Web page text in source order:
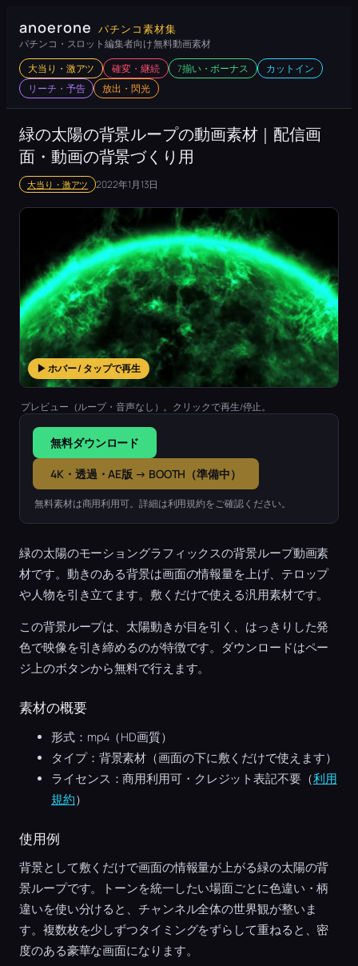
容
ス
キ
プ
anoerone パチンコ素材集
パチンコ・スロット編集者向け 無料動画素材
大当り・激アツ 確変・継続 7揃い・ボーナス
カットイン
リーチ・予告
放出・閃光
緑の太陽の背景ループの動画素材｜配信画
面・動画の背景づくり用
大当り・激アツ 2022年1月13日
▶ ホバー / タップで再生
プレビュー（ループ・音声なし）。クリックで再生/停止。
無料ダウンロード
4K・透過・AE版 → BOOTH（準備中）
無料素材は商用利用可。詳細は利用規約をご確認ください。
緑の太陽のモーショングラフィックスの背景ループ動画素
材です。動きのある背景は画面の情報量を上げ、テロップ
や人物を引き立てます。敷くだけで使える汎用素材です。
この背景ループは、太陽動きが目を引く、はっきりした発
色で映像を引き締めるのが特徴です。ダウンロードはペー
ジ上のボタンから無料で行えます。
素材の概要
形式：mp4（HD画質）
タイプ：背景素材（画面の下に敷くだけで使えます）
ライセンス：商用利用可・クレジット表記不要（利用
規約）
使用例
背景として敷くだけで画面の情報量が上がる緑の太陽の背
景ループです。トーンを統一したい場面ごとに色違い・柄
違いを使い分けると、チャンネル全体の世界観が整いま
す。複数枚を少しずつタイミングをずらして重ねると、密
度のある豪華な画面になります。